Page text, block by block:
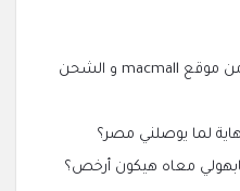
كنت محتاج أعرف خطوات الشراء من موقع macmall و الشحن
لما يوصلني مصر؟
معاه هيكون أرخص؟